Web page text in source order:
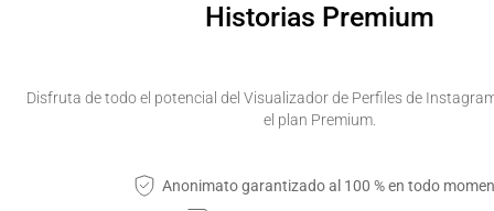
Historias Premium
Disfruta de todo el potencial del Visualizador de Perfiles de
el plan Premium.
Anonimato garantizado al 100 % en todo